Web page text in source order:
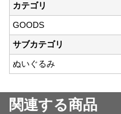
カテゴリ
GOODS
サブカテゴリ
ぬいぐるみ
関連する商品